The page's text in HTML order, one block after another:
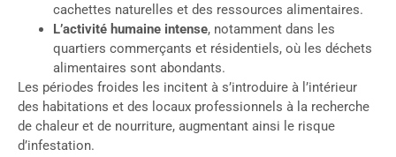
cachettes naturelles et des ressources alimentaires.
L’activité humaine intense, notamment dans les
quartiers commerçants et résidentiels, où les déchets
alimentaires sont abondants.
Les périodes froides les incitent à s’introduire à l’intérieur
des habitations et des locaux professionnels à la recherche
de chaleur et de nourriture, augmentant ainsi le risque
d’infestation.